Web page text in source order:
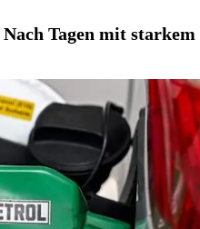
Tagen mit